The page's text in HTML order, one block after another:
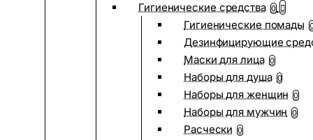
Гигиенические средства 0
Гигиенические помады
Дезинфицирующие
Маски для лица 0
Наборы для душа 0
Наборы для женщин 0
Наборы для мужчин 0
Расчески 0